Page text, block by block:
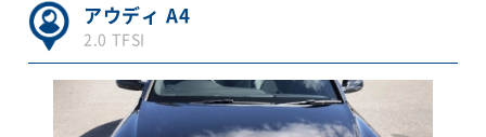
アウディ A4
2.0 TFSI